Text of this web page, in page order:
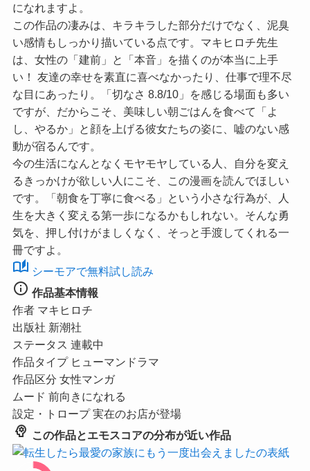
になれますよ。
この作品の凄みは、キラキラした部分だけでなく、泥臭
い感情もしっかり描いている点です。マキヒロチ先生
は、女性の「建前」と「本音」を描くのが本当に上手
い！ 友達の幸せを素直に喜べなかったり、仕事で理不尽
な目にあったり。
「切なさ 8.8/10」
を感じる場面も多い
ですが、だからこそ、美味しい朝ごはんを食べて「よ
し、やるか」と顔を上げる彼女たちの姿に、嘘のない感
動が宿るんです。
今の生活になんとなくモヤモヤしている人、自分を変え
るきっかけが欲しい人にこそ、この漫画を読んでほしい
です。「朝食を丁寧に食べる」という小さな行為が、人
生を大きく変える第一歩になるかもしれない。そんな勇
気を、押し付けがましくなく、そっと手渡してくれる一
冊ですよ。
auto_stories シーモアで無料試し読み
info 作品基本情報
作者 マキヒロチ
出版社 新潮社
ステータス 連載中
作品タイプ ヒューマンドラマ
作品区分 女性マンガ
ムード 前向きになれる
設定・トロープ 実在のお店が登場
psychology この作品とエモスコアの分布が近い作品